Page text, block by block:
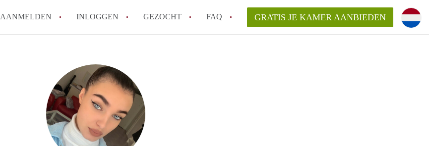
AANMELDEN INLOGGEN GEZOCHT FAQ
Wat kost een studentenkamer in Groningen gemiddeld?
Wanneer moet ik beginnen met zoeken naar een kamer in Groningen?
De populairste studentenwijken in Groningen?
Alle veelgestelde vragen
GRATIS JE KAMER AANBIEDEN